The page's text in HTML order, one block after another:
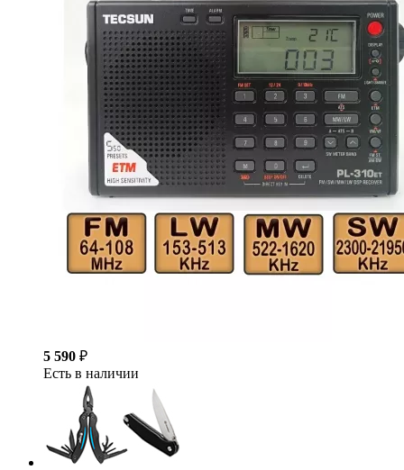
5 590 ₽
Есть в наличии